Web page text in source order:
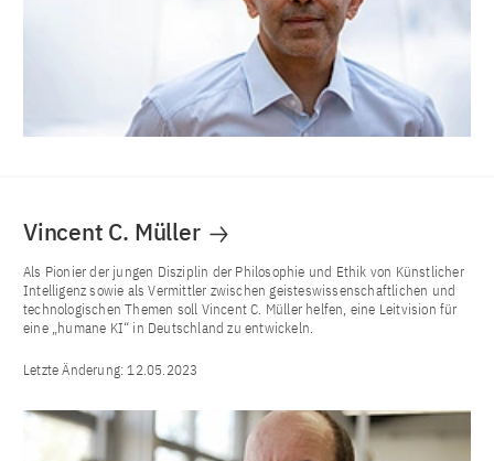
Vincent C. Müller
Als Pionier der jungen Disziplin der Philosophie und Ethik von Künstlicher
Intelligenz sowie als Vermittler zwischen geisteswissenschaftlichen und
technologischen Themen soll Vincent C. Müller helfen, eine Leitvision für
eine „humane KI“ in Deutschland zu entwickeln.
Letzte Änderung:12.05.2023